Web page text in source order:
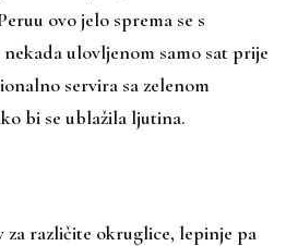
ovo jelo sprema se s
ulovljenom samo sat prije
servira sa zelenom
bi se ublažila ljutina.
za različite okruglice, lepinje pa